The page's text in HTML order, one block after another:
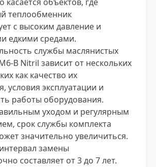
теплообменник
с высоким давление и
едкими средами.
службы маслянистых
B Nitril зависит от нескольких
как качество их
условия эксплуатации и
работы оборудования.
уходом и регулярным
срок службы комплекта
значительно увеличиться.
замены
составляет от 3 до 7 лет.